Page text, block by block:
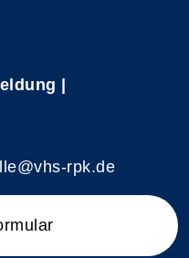
|
rpk.de